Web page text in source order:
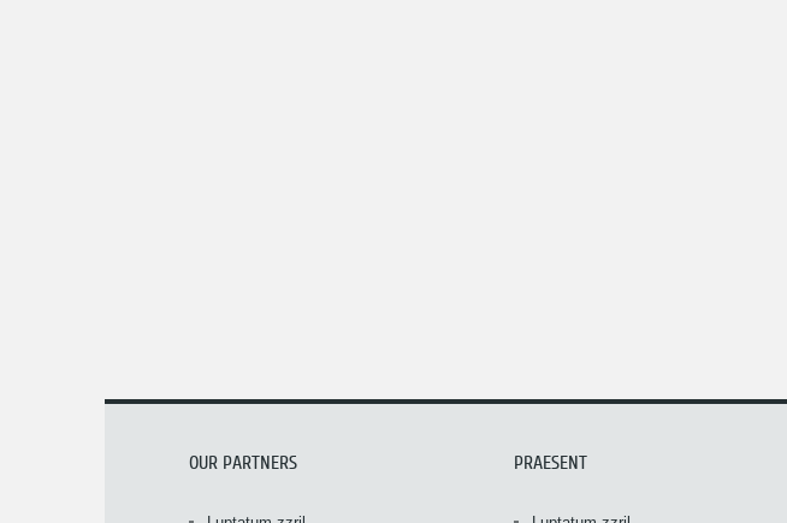
OUR PARTNERS PRAESENT